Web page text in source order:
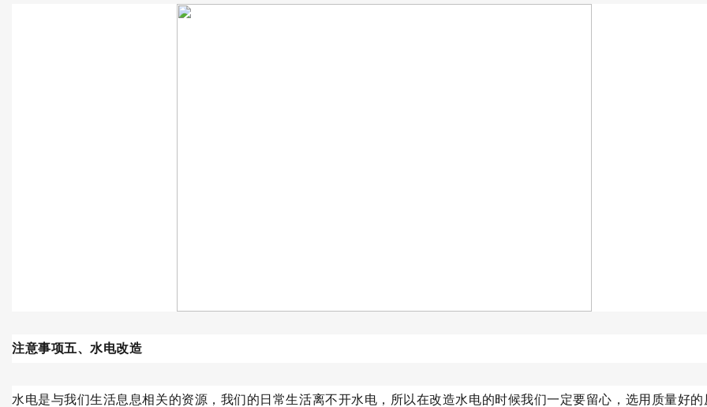
注意事项五、水电改造
水电是与我们生活息息相关的资源，我们的日常生活离不开水电，所以在改造水电的时候我们一定要留心，选用质量好的